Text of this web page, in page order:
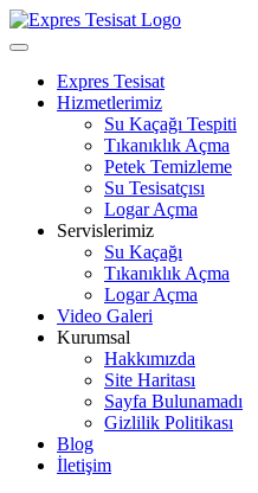
Skip
to
Open
Expres Tesisat
Hizmetlerimiz
Su Kaçağı Tespiti
Tıkanıklık Açma
Petek Temizleme
Su Tesisatçısı
Logar Açma
Servislerimiz
Su Kaçağı
Tıkanıklık Açma
Logar Açma
Video Galeri
Kurumsal
Hakkımızda
Site Haritası
Sayfa Bulunamadı
Gizlilik Politikası
Blog
İletişim